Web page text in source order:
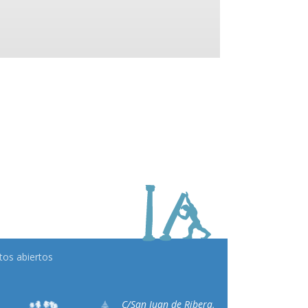
abiertos
C/San Juan de Ribera,